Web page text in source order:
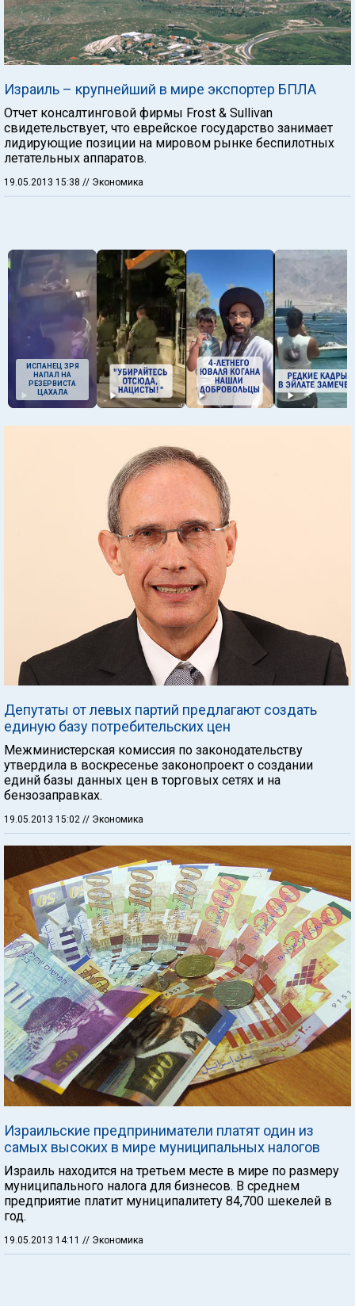
Израиль – крупнейший в мире экспортер БПЛА
Отчет консалтинговой фирмы Frost & Sullivan
свидетельствует, что еврейское государство занимает
лидирующие позиции на мировом рынке беспилотных
летательных аппаратов.
19.05.2013 15:38 // Экономика
ИСПАНЕЦ ЗРЯ
НАПАЛ НА
РЕЗЕРВИСТА
ЦАХАЛА
Депутаты от левых партий предлагают создать
единую базу потребительских цен
Межминистерская комиссия по законодательству
утвердила в воскресенье законопроект о создании
единй базы данных цен в торговых сетях и на
бензозаправках.
19.05.2013 15:02 // Экономика
Израильские предприниматели платят один из
самых высоких в мире муниципальных налогов
Израиль находится на третьем месте в мире по размеру
муниципального налога для бизнесов. В среднем
предприятие платит муниципалитету 84,700 шекелей в
год.
19.05.2013 14:11 // Экономика